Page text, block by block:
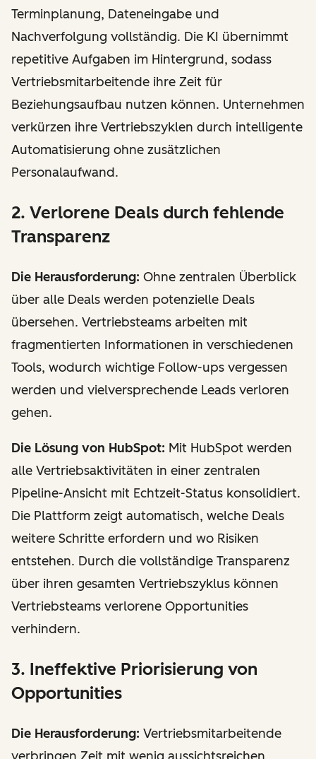
Terminplanung, Dateneingabe und
Nachverfolgung vollständig. Die KI übernimmt
repetitive Aufgaben im Hintergrund, sodass
Vertriebsmitarbeitende ihre Zeit für
Beziehungsaufbau nutzen können. Unternehmen
verkürzen ihre Vertriebszyklen durch intelligente
Automatisierung ohne zusätzlichen
Personalaufwand.
2. Verlorene Deals durch fehlende
Transparenz
Die Herausforderung: Ohne zentralen Überblick
über alle Deals werden potenzielle Deals
übersehen. Vertriebsteams arbeiten mit
fragmentierten Informationen in verschiedenen
Tools, wodurch wichtige Follow-ups vergessen
werden und vielversprechende Leads verloren
gehen.
Die Lösung von HubSpot: Mit HubSpot werden
alle Vertriebsaktivitäten in einer zentralen
Pipeline-Ansicht mit Echtzeit-Status konsolidiert.
Die Plattform zeigt automatisch, welche Deals
weitere Schritte erfordern und wo Risiken
entstehen. Durch die vollständige Transparenz
über ihren gesamten Vertriebszyklus können
Vertriebsteams verlorene Opportunities
verhindern.
3. Ineffektive Priorisierung von
Opportunities
Die Herausforderung: Vertriebsmitarbeitende